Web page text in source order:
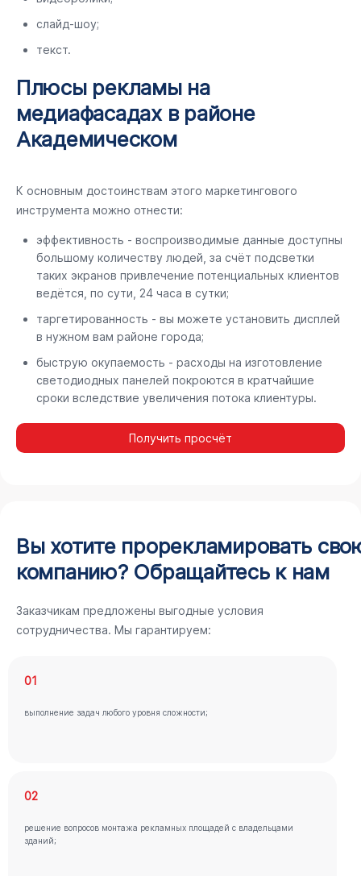
слайд-шоу;
текст.
Плюсы рекламы на
медиафасадах в районе
Академическом
К основным достоинствам этого маркетингового
инструмента можно отнести:
эффективность - воспроизводимые данные доступны
большому количеству людей, за счёт подсветки
таких экранов привлечение потенциальных клиентов
ведётся, по сути, 24 часа в сутки;
таргетированность - вы можете установить дисплей
в нужном вам районе города;
быструю окупаемость - расходы на изготовление
светодиодных панелей покроются в кратчайшие
сроки вследствие увеличения потока клиентуры.
Получить просчёт
Вы хотите прорекламировать
компанию? Обращайтесь к нам
Заказчикам предложены выгодные условия
сотрудничества. Мы гарантируем:
01
выполнение задач любого уровня сложности;
02
решение вопросов монтажа рекламных площадей с владельцами
зданий;